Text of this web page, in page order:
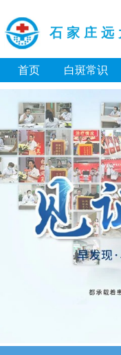
石家庄远
首页 白斑常识